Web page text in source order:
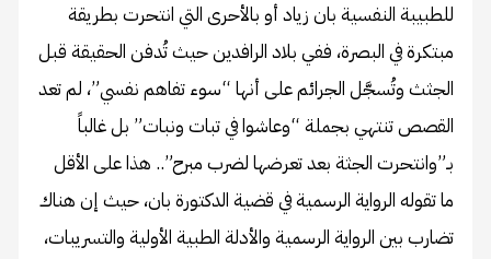
للطبيبة النفسية بان زياد أو بالأحرى التي انتحرت بطريقة
مبتكرة في البصرة، ففي بلاد الرافدين حيث تُدفن الحقيقة قبل
الجثث وتُسجَّل الجرائم على أنها “سوء تفاهم نفسي”، لم تعد
القصص تنتهي بجملة “وعاشوا في تبات ونبات” بل غالباً
بـ”وانتحرت الجثة بعد تعرضها لضرب مبرح”.. هذا على الأقل
ما تقوله الرواية الرسمية في قضية الدكتورة بان، حيث إن هناك
تضارب بين الرواية الرسمية والأدلة الطبية الأولية والتسريبات،